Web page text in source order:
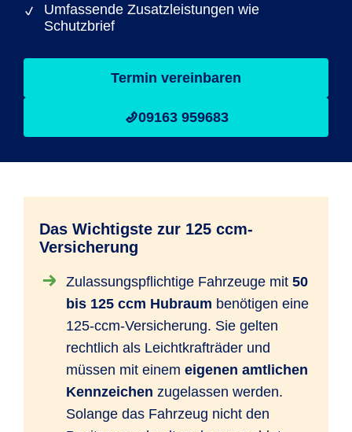
Umfassende Zusatzleistungen wie
Schutzbrief
Termin vereinbaren
09163 959683
Das Wichtigste zur 125 ccm-
Versicherung
Zulassungspflichtige Fahrzeuge mit 50
bis 125 ccm Hubraum benötigen eine
125-ccm-Versicherung. Sie gelten
rechtlich als Leichtkrafträder und
müssen mit einem eigenen amtlichen
Kennzeichen zugelassen werden.
Solange das Fahrzeug nicht den